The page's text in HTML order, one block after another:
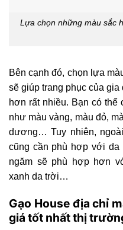
Lựa chọn những màu sắc
Bên cạnh đó, chọn lựa
sẽ giúp trang phục của
hơn rất nhiều. Bạn có thể
như màu vàng, màu đỏ,
dương… Tuy nhiên,
cũng cần phù hợp với da
ngăm sẽ phù hợp hơn
xanh da trời…
Gạo House địa chỉ
giá tốt nhất thị